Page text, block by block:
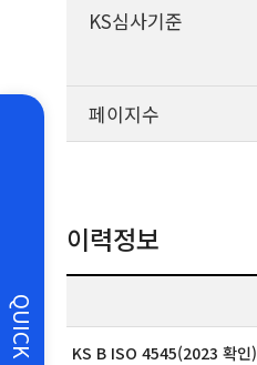
QUICK
KS심사기준
페이지수
이력정보
KS B ISO 4545(2023 확인)